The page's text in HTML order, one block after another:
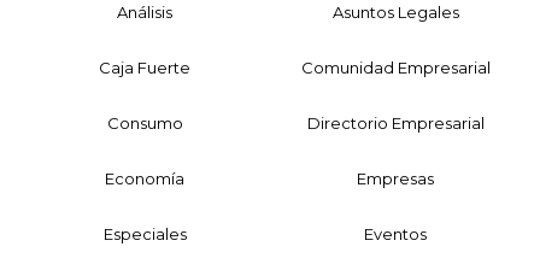
Análisis Asuntos Legales
Caja Fuerte Comunidad Empresarial
Consumo Directorio Empresarial
Economía Empresas
Especiales Eventos